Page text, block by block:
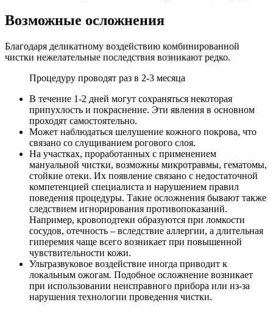
Возможные осложнения
Благодаря деликатному воздействию комбинированной
чистки нежелательные последствия возникают редко.
Процедуру проводят раз в 2-3 месяца
В течение 1-2 дней могут сохраняться некоторая
припухлость и покраснение. Эти явления в основном
проходят самостоятельно.
Может наблюдаться шелушение кожного покрова, что
связано со слущиванием рогового слоя.
На участках, проработанных с применением
мануальной чистки, возможны микротравмы, гематомы,
стойкие отеки. Их появление связано с недостаточной
компетенцией специалиста и нарушением правил
поведения процедуры. Такие осложнения бывают также
следствием игнорирования противопоказаний.
Например, кровоподтеки образуются при ломкости
сосудов, отечность – вследствие аллергии, а длительная
гиперемия чаще всего возникает при повышенной
чувствительности кожи.
Ультразвуковое воздействие иногда приводит к
локальным ожогам. Подобное осложнение возникает
при использовании неисправного прибора или из-за
нарушения технологии проведения чистки.